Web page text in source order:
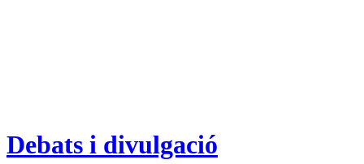
Debats i divulgació